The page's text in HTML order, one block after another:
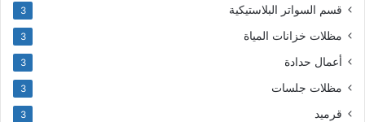
قسم السواتر البلاستيكية 3
مظلات خزانات المياة 3
أعمال حدادة 3
مظلات جلسات 3
قرميد 3